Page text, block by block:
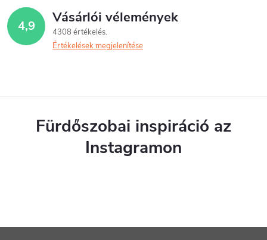
4,9 Vásárlói vélemények
4308 értékelés
Értékelések megjelenítése
Fürdőszobai inspiráció az
Instagramon